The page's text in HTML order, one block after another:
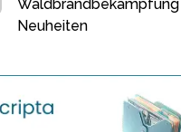
Waldbrandbekämpfung
Neuheiten